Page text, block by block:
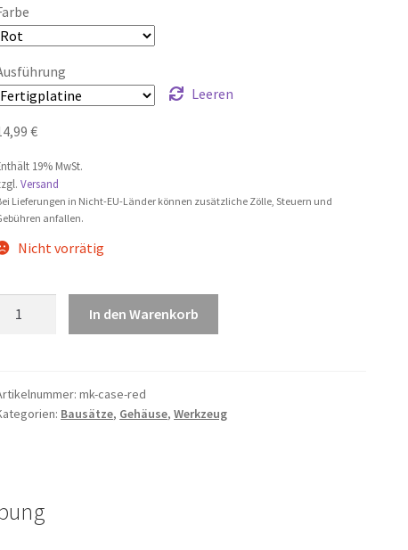
Leeren
€
19% MwSt.
Versand
Lieferungen in Nicht-EU-Länder können zusätzliche Zölle, Steuern und
anfallen.
Nicht vorrätig
In den Warenkorb
mk-case-red
Bausätze, Gehäuse,Werkzeug